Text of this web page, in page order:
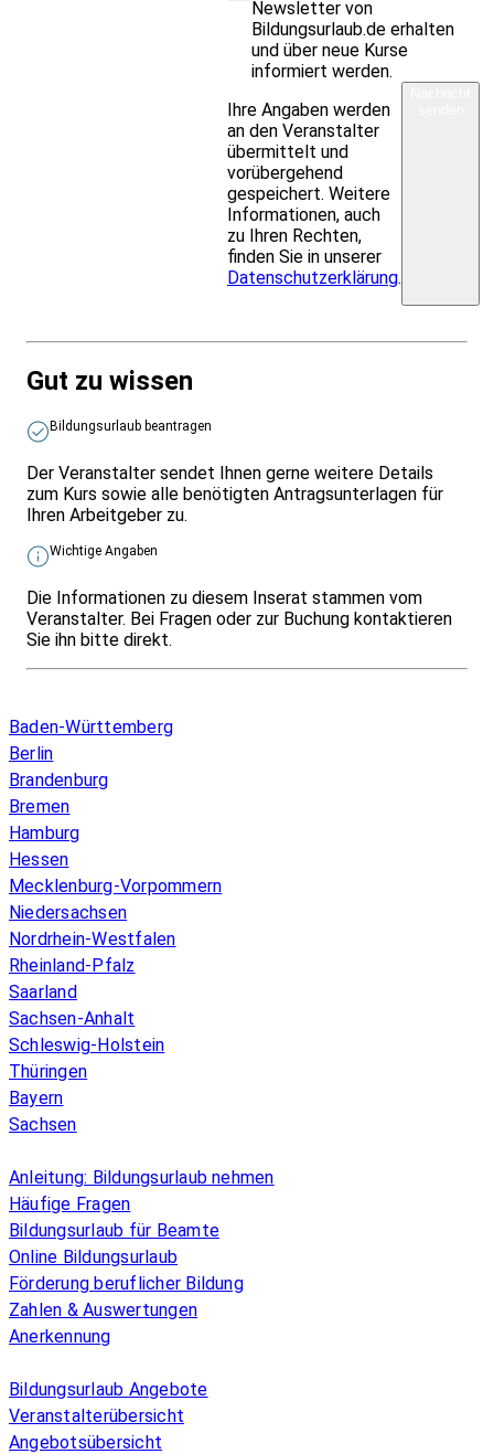
Newsletter von
Bildungsurlaub.de erhalten
und über neue Kurse
informiert werden.
Ihre Angaben werden
an den Veranstalter
übermittelt und
vorübergehend
gespeichert. Weitere
Informationen, auch
zu Ihren Rechten,
finden Sie in unserer
Datenschutzerklärung.
Gut zu wissen
Bildungsurlaub beantragen
Der Veranstalter sendet Ihnen gerne weitere Details
zum Kurs sowie alle benötigten Antragsunterlagen für
Ihren Arbeitgeber zu.
Wichtige Angaben
Die Informationen zu diesem Inserat stammen vom
Veranstalter. Bei Fragen oder zur Buchung kontaktieren
Sie ihn bitte direkt.
Baden-Württemberg
Berlin
Brandenburg
Bremen
Hamburg
Hessen
Mecklenburg-Vorpommern
Niedersachsen
Nordrhein-Westfalen
Rheinland-Pfalz
Saarland
Sachsen-Anhalt
Schleswig-Holstein
Thüringen
Bayern
Sachsen
Anleitung: Bildungsurlaub nehmen
Häufige Fragen
Bildungsurlaub für Beamte
Online Bildungsurlaub
Förderung beruflicher Bildung
Zahlen & Auswertungen
Anerkennung
Bildungsurlaub Angebote
Veranstalterübersicht
Angebotsübersicht